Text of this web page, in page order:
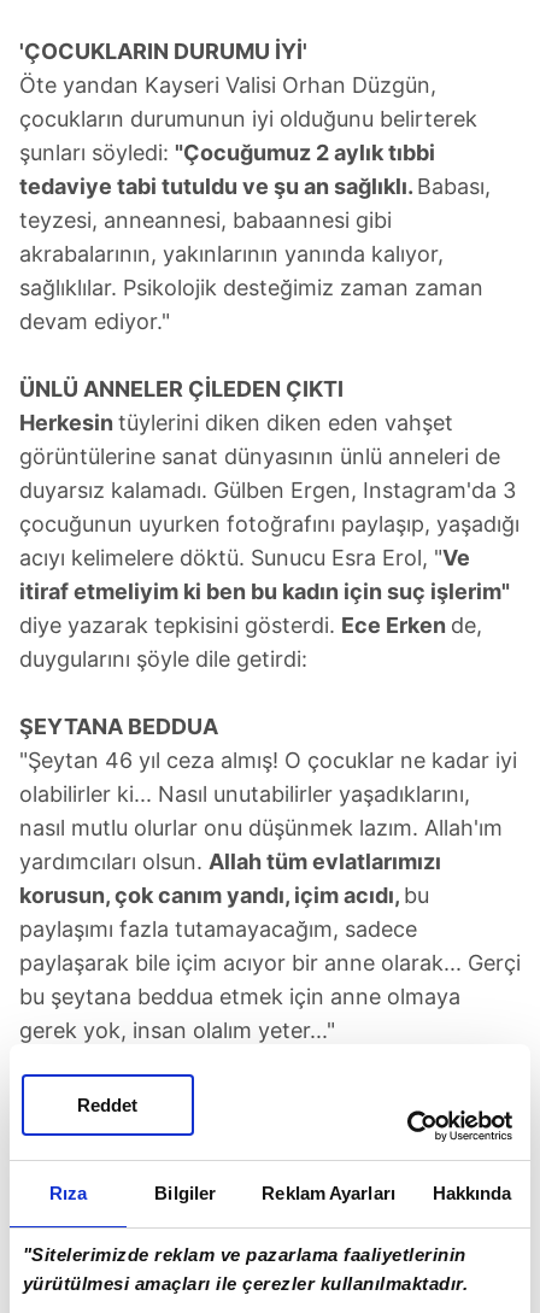
Rıza Bilgiler Reklam Ayarları Hakkında
"Sitelerimizde reklam ve pazarlama faaliyetlerinin
yürütülmesi amaçları ile çerezler kullanılmaktadır.
Reddet
'ÇOCUKLARIN DURUMU İYİ'
Öte yandan Kayseri Valisi Orhan Düzgün,
çocukların durumunun iyi olduğunu belirterek
şunları söyledi: "Çocuğumuz 2 aylık tıbbi
tedaviye tabi tutuldu ve şu an sağlıklı. Babası,
teyzesi, anneannesi, babaannesi gibi
akrabalarının, yakınlarının yanında kalıyor,
sağlıklılar. Psikolojik desteğimiz zaman zaman
devam ediyor."
ÜNLÜ ANNELER ÇİLEDEN ÇIKTI
Herkesin tüylerini diken diken eden vahşet
görüntülerine sanat dünyasının ünlü anneleri de
duyarsız kalamadı. Gülben Ergen, Instagram'da 3
çocuğunun uyurken fotoğrafını paylaşıp, yaşadığı
acıyı kelimelere döktü. Sunucu Esra Erol, "Ve
itiraf etmeliyim ki ben bu kadın için suç işlerim"
diye yazarak tepkisini gösterdi. Ece Erken de,
duygularını şöyle dile getirdi:
ŞEYTANA BEDDUA
"Şeytan 46 yıl ceza almış! O çocuklar ne kadar iyi
olabilirler ki... Nasıl unutabilirler yaşadıklarını,
nasıl mutlu olurlar onu düşünmek lazım. Allah'ım
yardımcıları olsun. Allah tüm evlatlarımızı
korusun, çok canım yandı, içim acıdı, bu
paylaşımı fazla tutamayacağım, sadece
paylaşarak bile içim acıyor bir anne olarak... Gerçi
bu şeytana beddua etmek için anne olmaya
gerek yok, insan olalım yeter..."
GÜLBEN ERGEN: CEZASI ÖLÜM OLSA NE
YAZAR?
"Bizi öküzden ayıran duygunun adı merhametse,
sana sahip çıkalım çocuk. O kadının aldığı ceza
ölüm olsa ne yazar? Çocuk ne olacak çocuk?
Çocuklarımın varlıklarına şükür ederek, dualara
sığınacağım şimdi. Çok acıyor canım ama çok..."